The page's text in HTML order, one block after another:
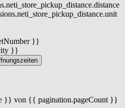
}}
}}
}} von {{ pagination.pageCount }}